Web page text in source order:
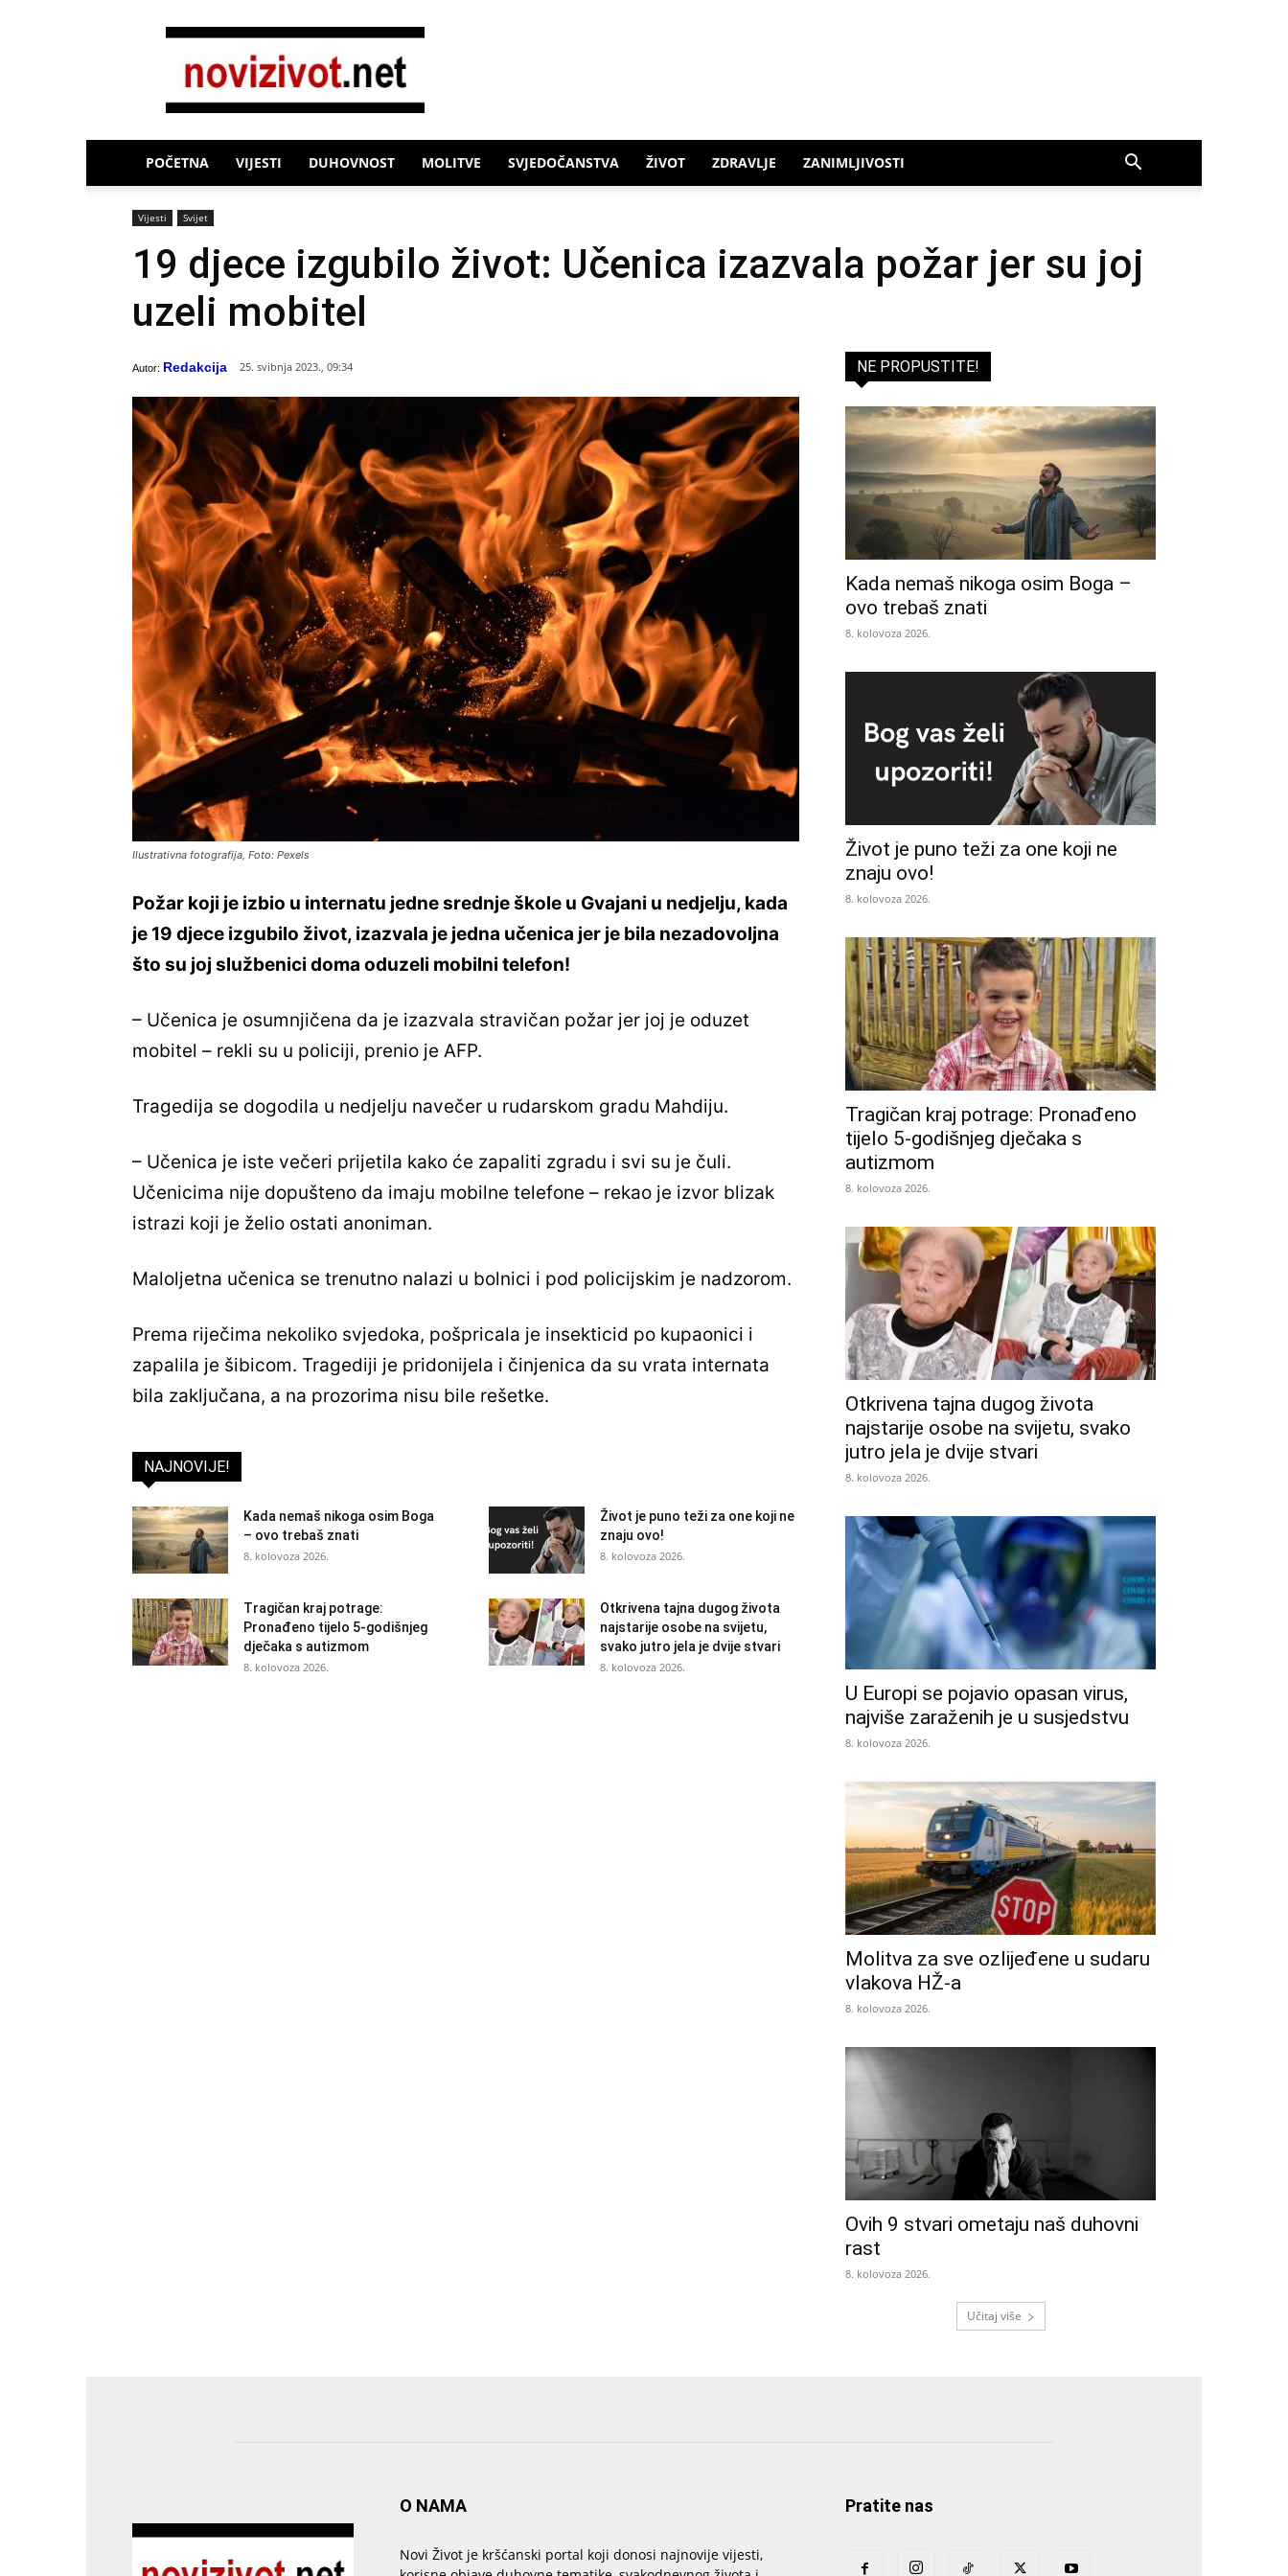
Novi
POČETNA VIJESTI DUHOVNOST MOLITVE SVJEDOČANSTVA ŽIVOT ZDRAVLJE ZANIMLJIVOSTI
Vijesti Svijet
19 djece izgubilo život: Učenica izazvala požar jer su joj
uzeli mobitel
Autor: Redakcija 25. svibnja 2023., 09:34
Ilustrativna fotografija, Foto: Pexels
Požar koji je izbio u internatu jedne srednje škole u Gvajani u nedjelju, kada
je 19 djece izgubilo život, izazvala je jedna učenica jer je bila nezadovoljna
što su joj službenici doma oduzeli mobilni telefon!
– Učenica je osumnjičena da je izazvala stravičan požar jer joj je oduzet
mobitel – rekli su u policiji, prenio je AFP.
Tragedija se dogodila u nedjelju navečer u rudarskom gradu Mahdiju.
– Učenica je iste večeri prijetila kako će zapaliti zgradu i svi su je čuli.
Učenicima nije dopušteno da imaju mobilne telefone – rekao je izvor blizak
istrazi koji je želio ostati anoniman.
Maloljetna učenica se trenutno nalazi u bolnici i pod policijskim je nadzorom.
Prema riječima nekoliko svjedoka, pošpricala je insekticid po kupaonici i
zapalila je šibicom. Tragediji je pridonijela i činjenica da su vrata internata
bila zaključana, a na prozorima nisu bile rešetke.
NAJNOVIJE!
Kada nemaš nikoga osim Boga
– ovo trebaš znati
8. kolovoza 2026.
Život je puno teži za one koji ne
znaju ovo!
8. kolovoza 2026.
Tragičan kraj potrage:
Pronađeno tijelo 5-godišnjeg
dječaka s autizmom
8. kolovoza 2026.
Otkrivena tajna dugog života
najstarije osobe na svijetu,
svako jutro jela je dvije stvari
8. kolovoza 2026.
NE PROPUSTITE!
Kada nemaš nikoga osim Boga –
ovo trebaš znati
8. kolovoza 2026.
Život je puno teži za one koji ne
znaju ovo!
8. kolovoza 2026.
Tragičan kraj potrage: Pronađeno
tijelo 5-godišnjeg dječaka s
autizmom
8. kolovoza 2026.
Otkrivena tajna dugog života
najstarije osobe na svijetu, svako
jutro jela je dvije stvari
8. kolovoza 2026.
U Europi se pojavio opasan virus,
najviše zaraženih je u susjedstvu
8. kolovoza 2026.
Molitva za sve ozlijeđene u sudaru
vlakova HŽ-a
8. kolovoza 2026.
Ovih 9 stvari ometaju naš duhovni
rast
8. kolovoza 2026.
Učitaj više
O NAMA
Novi Život je kršćanski portal koji donosi najnovije vijesti,
Pratite nas